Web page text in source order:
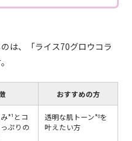
は、「ライス70グロウコラ
おすすめの方
*¹とコ
ぷりの
透明な肌トーン*⁶を
叶えたい方